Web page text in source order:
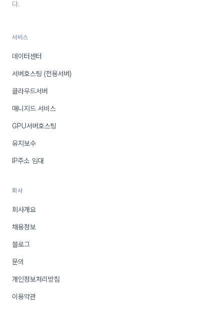
다.
서비스
데이터센터
서버호스팅 (전용서버)
클라우드서버
매니지드 서비스
GPU서버호스팅
유지보수
IP주소 임대
회사
회사개요
채용정보
블로그
문의
개인정보처리방침
이용약관